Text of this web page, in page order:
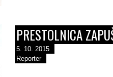
PRESTOLNICA
5. 10. 2015
Reporter